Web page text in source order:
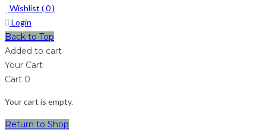
Wishlist (0)
Login
Back to Top
Added to cart
Your Cart
Cart 0
Your cart is empty.
Return to Shop